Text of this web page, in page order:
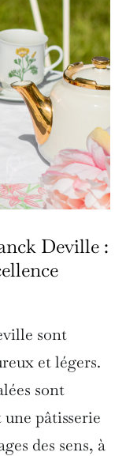
Deville :
sont
et légers.
sont
pâtisserie
des sens, à